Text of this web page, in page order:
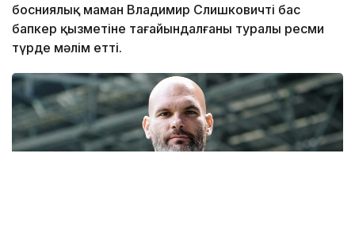
босниялық маман Владимир Слишковичтің бас
бапкер қызметіне тағайындалғаны туралы ресми
түрде мәлім етті.